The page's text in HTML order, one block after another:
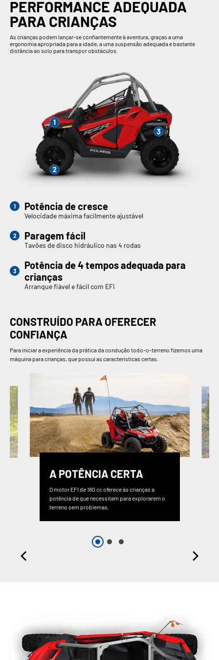
PERFORMANCE ADEQUADA
PARA CRIANÇAS
As crianças podem lançar-se confiantemente à aventura, graças a uma
ergonomia apropriada para a idade, a uma suspensão adequada e bastante
distância ao solo para transpor obstáculos.
Potência de cresce
Velocidade máxima facilmente ajustável
Paragem fácil
Tavões de disco hidráulico nas 4 rodas
Potência de 4 tempos adequada para
crianças
Arranque fiável e fácil com EFI
CONSTRUÍDO PARA OFERECER
CONFIANÇA
Para iniciar a experiência da prática da condução todo-o-terreno fizemos uma
máquina para crianças, que possui as características certas.
A POTÊNCIA CERTA
O motor EFI de 180 cc oferece às crianças a
potência de que necessitam para explorarem o
terreno sem problemas.